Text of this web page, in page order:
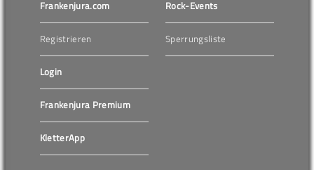
Frankenjura.com
Registrieren
Login
Frankenjura Premium
KletterApp
Rock-Events
Sperrungsliste